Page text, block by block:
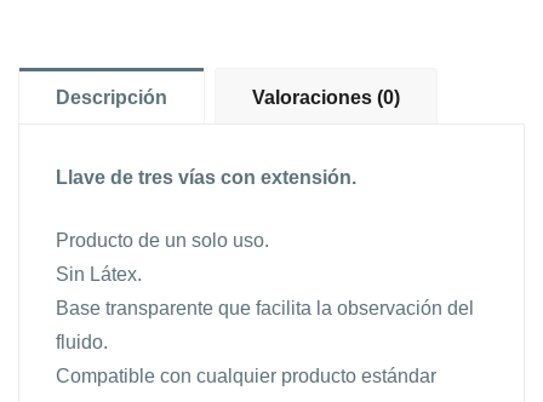
Descripción Valoraciones (0)
Llave de tres vías con extensión.
Producto de un solo uso.
Sin Látex.
Base transparente que facilita la observación del
fluido.
Compatible con cualquier producto estándar